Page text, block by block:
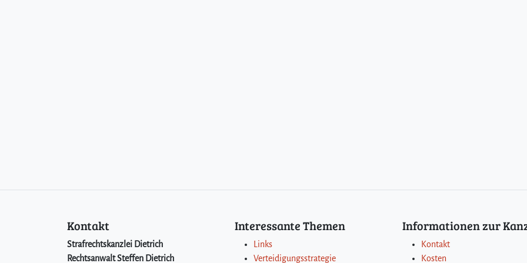
Kontakt
Strafrechtskanzlei Dietrich
Rechtsanwalt Steffen Dietrich
Interessante Themen
Links
Verteidigungsstrategie
Informationen zur
Kontakt
Kosten